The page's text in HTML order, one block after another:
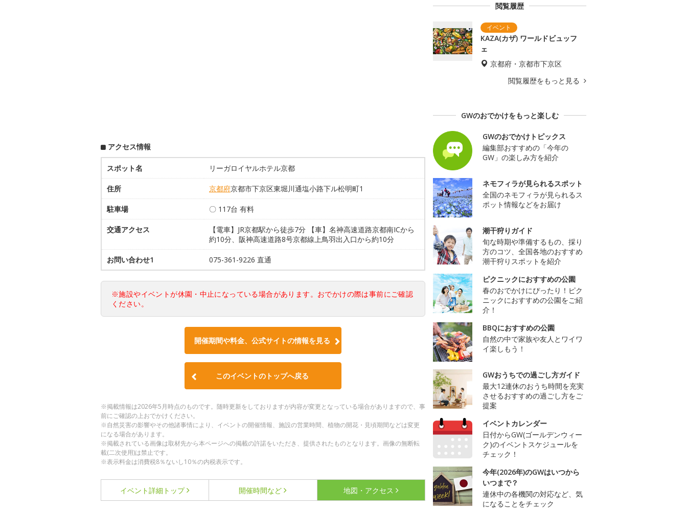
アクセス情報
スポット名 リーガロイヤルホテル京都
住所 京都府京都市下京区東堀川通塩小路下ル松明町1
駐車場 〇 117台 有料
交通アクセス
【電車】JR京都駅から徒歩7分 【車】名神高速道路京都南ICから
約10分、阪神高速道路8号京都線上鳥羽出入口から約10分
お問い合わせ1 075-361-9226 直通
※施設やイベントが休園・中止になっている場合があります。おでかけの際は事前にご確認
ください。
開催期間や料金、公式サイトの情報を見る
このイベントのトップへ戻る
※掲載情報は2026年5月時点のものです。随時更新をしておりますが内容が変更となっている場合がありますので、事
前にご確認の上おでかけください。
※自然災害の影響やその他諸事情により、イベントの開催情報、施設の営業時間、植物の開花・見頃期間などは変更
になる場合があります。
※掲載されている画像は取材先から本ページへの掲載の許諾をいただき、提供されたものとなります。画像の無断転
載(二次使用)は禁止です。
※表示料金は消費税8％ないし10％の内税表示です。
イベント詳細 トップ 開催時間など 地図・アクセス
閲覧履歴
KAZA(カザ) ワールドビュッフ
ェ
京都府・京都市下京区
閲覧履歴をもっと見る
GWのおでかけをもっと楽しむ
GWのおでかけトピックス
編集部おすすめの「今年の
GW」の楽しみ方を紹介
ネモフィラが見られるスポット
全国のネモフィラが見られるス
ポット情報などをお届け
潮干狩りガイド
旬な時期や準備するもの、採り
方のコツ、全国各地のおすすめ
潮干狩りスポットを紹介
ピクニックにおすすめの公園
春のおでかけにぴったり！ピク
ニックにおすすめの公園をご紹
介！
BBQにおすすめの公園
自然の中で家族や友人とワイワ
イ楽しもう！
GWおうちでの過ごし方ガイド
最大12連休のおうち時間を充実
させるおすすめの過ごし方をご
提案
イベントカレンダー
日付からGW(ゴールデンウィー
ク)のイベントスケジュールを
チェック！
今年(2026年)のGWはいつから
いつまで？
連休中の各機関の対応など、気
になることをチェック